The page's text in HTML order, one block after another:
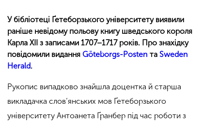
У бібліотеці Ґетеборзького університету виявили
раніше невідому польову книгу шведського короля
Карла XII з записами 1707–1717 років. Про знахідку
повідомили видання Göteborgs-Posten та Sweden
Herald.
Рукопис випадково знайшла доцентка й старша
викладачка слов’янських мов Ґетеборзького
університету Антоанета Ґранбер під час роботи з